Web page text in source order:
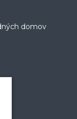
domov